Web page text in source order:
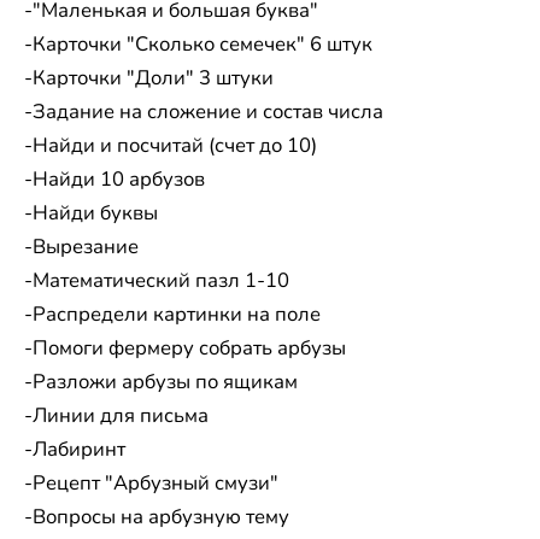
-"Маленькая и большая буква"
-Карточки "Сколько семечек" 6 штук
-Карточки "Доли" 3 штуки
-Задание на сложение и состав числа
-Найди и посчитай (счет до 10)
-Найди 10 арбузов
-Найди буквы
-Вырезание
-Математический пазл 1-10
-Распредели картинки на поле
-Помоги фермеру собрать арбузы
-Разложи арбузы по ящикам
-Линии для письма
-Лабиринт
-Рецепт "Арбузный смузи"
-Вопросы на арбузную тему